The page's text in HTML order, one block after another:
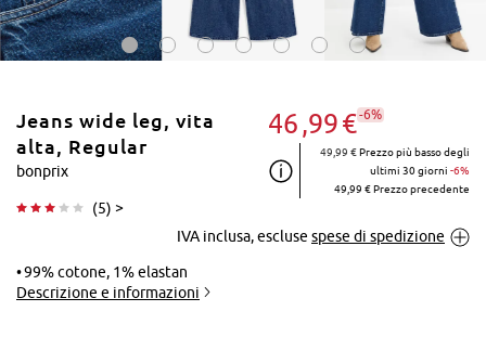
ingrandire
Jeans wide leg, vita
alta, Regular
bonprix
(5) >
46 99€-6%
49,99 €Prezzo più basso degli
ultimi 30 giorni -6%
49,99 € Prezzo precedente
IVA inclusa, escluse spese di spedizione
99% cotone, 1% elastan
Descrizione e informazioni